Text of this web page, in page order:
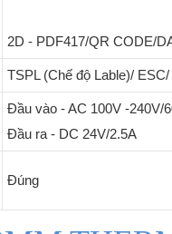
2D - PDF417/QR CODE/
TSPL (Chế độ Lable)/
Đầu vào - AC 100V -240V/
Đầu ra - DC 24V/2.5A
Đúng